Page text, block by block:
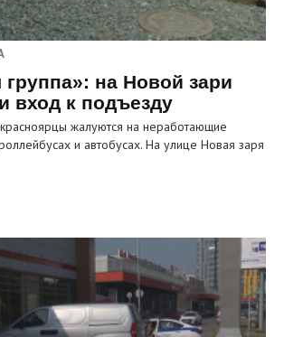
на Новой зари
вход к подъезду
жалуются на неработающие
и автобусах. На улице Новая заря